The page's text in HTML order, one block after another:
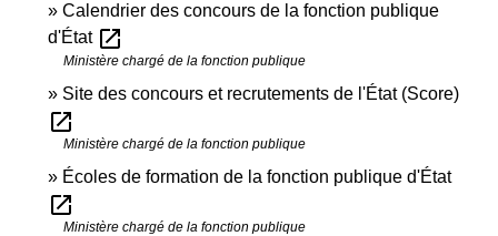
Calendrier des concours de la fonction publique
d'État open_in_new
Ministère chargé de la fonction publique
Site des concours et recrutements de l'État (Score)
open_in_new
Ministère chargé de la fonction publique
Écoles de formation de la fonction publique d'État
open_in_new
Ministère chargé de la fonction publique